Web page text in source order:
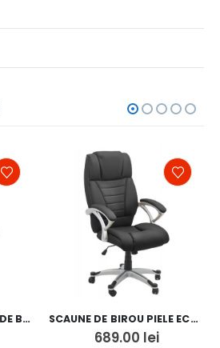
SCAUNE ERGONOMICE DE BIROU OFF 023 SCAUNE DE BIROU PIELE ECOLOGICA OFF 223
689.00 lei